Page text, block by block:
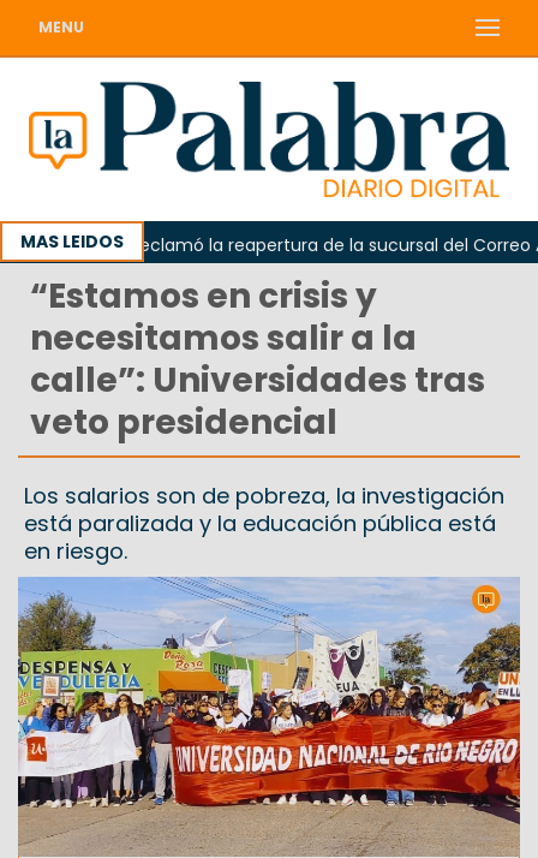
MENU
MAS LEIDOS
Odarda reclamó la reapertura de la sucursal del Correo
“Estamos en crisis y
necesitamos salir a la
calle”: Universidades tras
veto presidencial
Los salarios son de pobreza, la investigación
está paralizada y la educación pública está
en riesgo.